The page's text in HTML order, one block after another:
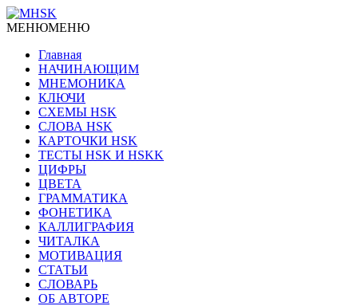
МЕНЮМЕНЮ
Главная
НАЧИНАЮЩИМ
МНЕМОНИКА
КЛЮЧИ
СХЕМЫ HSK
СЛОВА HSK
КАРТОЧКИ HSK
ТЕСТЫ HSK И HSKK
ЦИФРЫ
ЦВЕТА
ГРАММАТИКА
ФОНЕТИКА
КАЛЛИГРАФИЯ
ЧИТАЛКА
МОТИВАЦИЯ
СТАТЬИ
СЛОВАРЬ
ОБ АВТОРЕ